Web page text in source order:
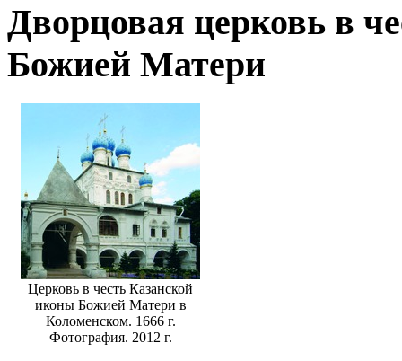
Дворцовая церковь в
Божией Матери
Церковь в честь Казанской
иконы Божией Матери в
Коломенском. 1666 г.
Фотография. 2012 г.